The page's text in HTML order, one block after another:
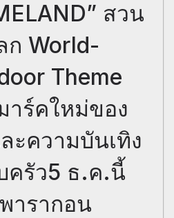
สวน
ก World-
Theme
ร์คใหม่ของ
ะความบันเทิง
ครัว5 ธ.ค.นี้
ารากอน